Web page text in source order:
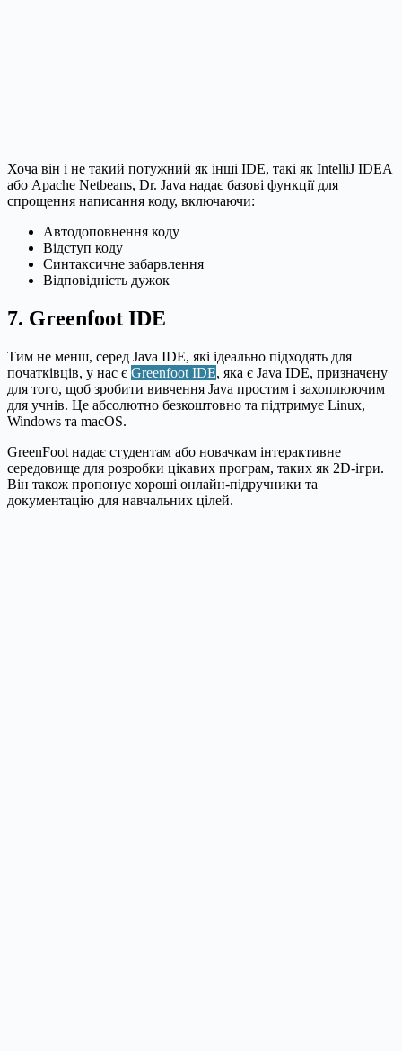
Хоча він і не такий потужний як інші IDE, такі як IntelliJ IDEA
або Apache Netbeans, Dr. Java надає базові функції для
спрощення написання коду, включаючи:
Автодоповнення коду
Відступ коду
Синтаксичне забарвлення
Відповідність дужок
7. Greenfoot IDE
Тим не менш, серед Java IDE, які ідеально підходять для
початківців, у нас є Greenfoot IDE, яка є Java IDE, призначену
для того, щоб зробити вивчення Java простим і захоплюючим
для учнів. Це абсолютно безкоштовно та підтримує Linux,
Windows та macOS.
GreenFoot надає студентам або новачкам інтерактивне
середовище для розробки цікавих програм, таких як 2D-ігри.
Він також пропонує хороші онлайн-підручники та
документацію для навчальних цілей.